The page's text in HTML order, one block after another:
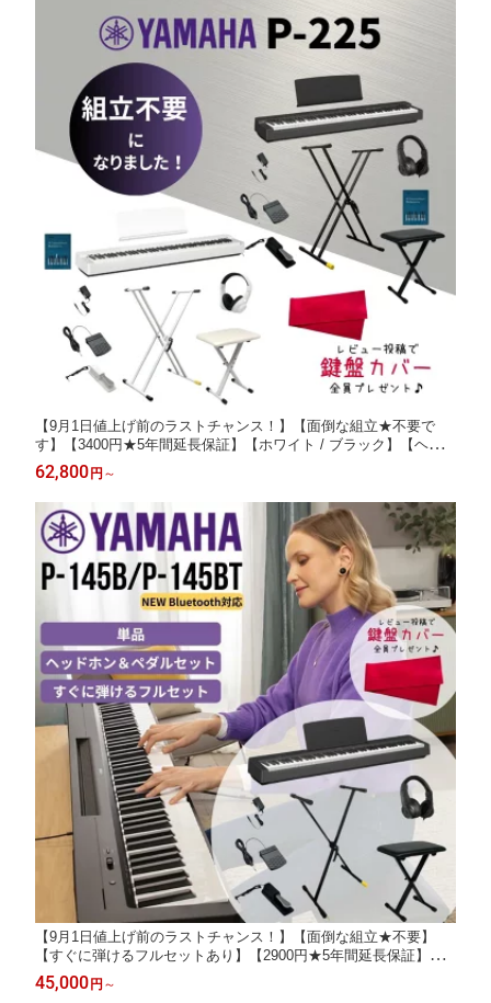
【9月1日値上げ前のラストチャンス！】【面倒な組立★不要で
す】【3400円★5年間延長保証】【ホワイト / ブラック】【ヘッ
ドホン＆ペダル＆譜面立て付属】YAMAHA ヤマハ 電子ピアノ キ
ーボード 88鍵盤 P-225 P225【単品】【スタンドセット】【すぐ
に弾けるフルセット】
62,800 円 ～
【9月1日値上げ前のラストチャンス！】【面倒な組立★不要】
【すぐに弾けるフルセットあり】【2900円★5年間延長保証】【B
luetooth対応P-145BTも選択可能★】YAMAHA ヤマハ 電子ピアノ
キーボード 88鍵盤 P-145B P-145BT ブラック P145【単品】【ヘ
45,000 円 ～